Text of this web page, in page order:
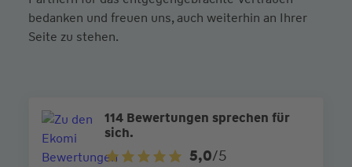
bedanken und freuen uns, auch weiterhin an Ihrer
Seite zu stehen.
114 Bewertungen sprechen für
sich.
5,0/5